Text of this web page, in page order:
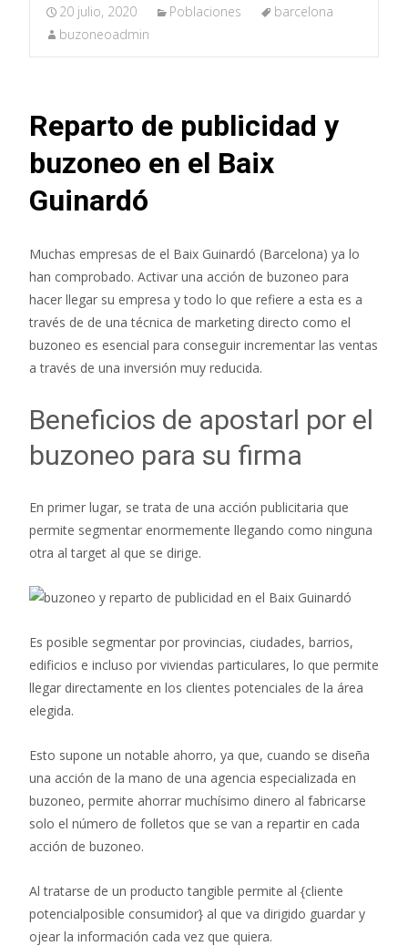
20 julio, 2020 Poblaciones
barcelona
buzoneoadmin
Reparto de publicidad y
buzoneo en el Baix
Guinardó
Muchas empresas de el Baix Guinardó (Barcelona) ya lo
han comprobado. Activar una acción de buzoneo para
hacer llegar su empresa y todo lo que refiere a esta es a
través de de una técnica de marketing directo como el
buzoneo es esencial para conseguir incrementar las ventas
a través de una inversión muy reducida.
Beneficios de apostarl por el
buzoneo para su firma
En primer lugar, se trata de una acción publicitaria que
permite segmentar enormemente llegando como ninguna
otra al target al que se dirige.
Es posible segmentar por provincias, ciudades, barrios,
edificios e incluso por viviendas particulares, lo que permite
llegar directamente en los clientes potenciales de la área
elegida.
Esto supone un notable ahorro, ya que, cuando se diseña
una acción de la mano de una agencia especializada en
buzoneo, permite ahorrar muchísimo dinero al fabricarse
solo el número de folletos que se van a repartir en cada
acción de buzoneo.
Al tratarse de un producto tangible permite al {cliente
potencialposible consumidor} al que va dirigido guardar y
ojear la información cada vez que quiera.